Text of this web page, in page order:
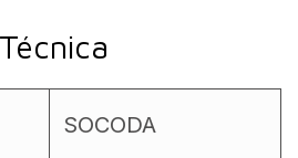
SOCODA